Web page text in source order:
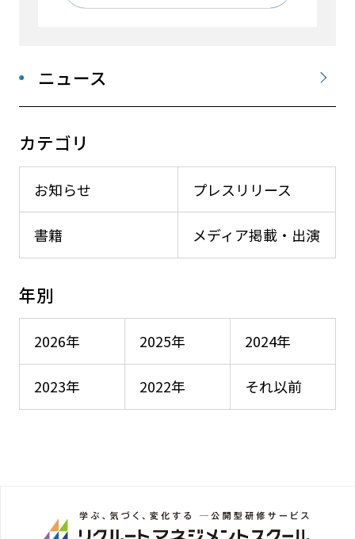
ニュース
カテゴリ
お知らせ プレスリリース
メディア掲載・出演
書籍
年別
2026年 2025年 2024年
2023年 2022年 それ以前